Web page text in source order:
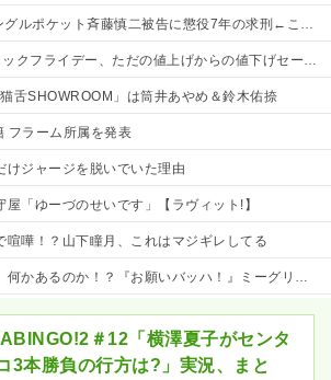
ルポケット斉藤慎二被告に懲役7年の求刑←これ…
ライデー、ただの値上げからの値下げセールだったｗｗｗ 他
舌SHOWROOM」は筒井あやめ＆鈴木佑捺
フラーム所属を発表
けジャージを脱いでいた理由
屋「ゆーづのせいです」【ラヴィット!】
喧嘩！？山下瞳月、これはマジギレしてる
あるのか！？『お願いバッハ！』ミーグリ日程がこちら
＃12「横澤夏子がセンタ
3本勝負の行方は?」実況、まと